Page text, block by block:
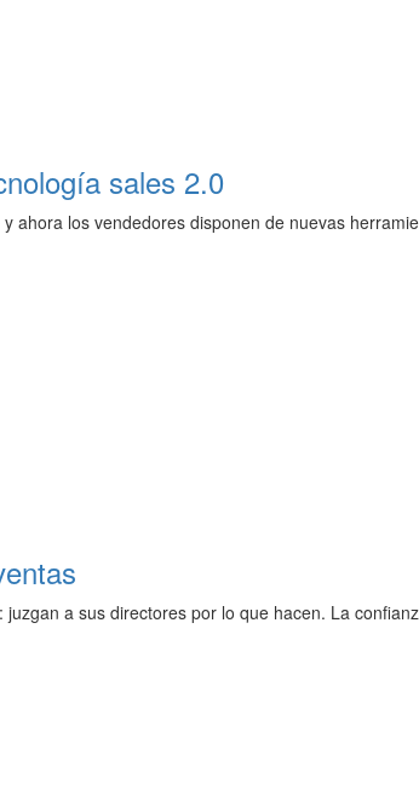
sales 2.0
ahora los vendedores disponen de nuevas
a sus directores por lo que hacen. La